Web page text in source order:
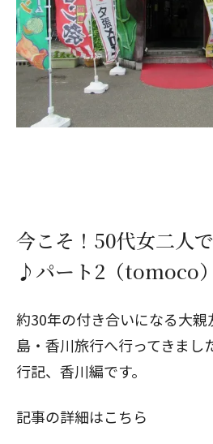
今こそ！50代女二人
♪パート2（tomoco）
約30年の付き合いになる大親
島・香川旅行へ行ってきまし
行記、香川編です。
記事の詳細はこちら